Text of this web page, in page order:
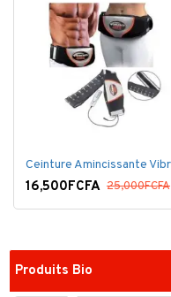
16,500FCFA 25,000FCFA
Produits Bio